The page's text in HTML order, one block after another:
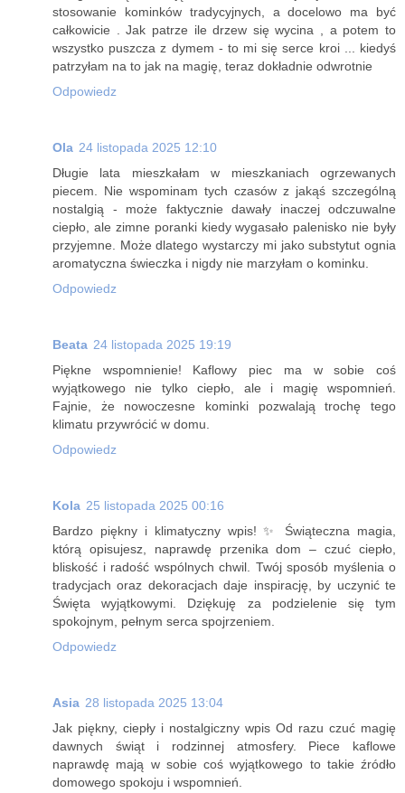
stosowanie kominków tradycyjnych, a docelowo ma być
całkowicie . Jak patrze ile drzew się wycina , a potem to
wszystko puszcza z dymem - to mi się serce kroi ... kiedyś
patrzyłam na to jak na magię, teraz dokładnie odwrotnie
Odpowiedz
Ola 24 listopada 2025 12:10
Długie lata mieszkałam w mieszkaniach ogrzewanych
piecem. Nie wspominam tych czasów z jakąś szczególną
nostalgią - może faktycznie dawały inaczej odczuwalne
ciepło, ale zimne poranki kiedy wygasało palenisko nie były
przyjemne. Może dlatego wystarczy mi jako substytut ognia
aromatyczna świeczka i nigdy nie marzyłam o kominku.
Odpowiedz
Beata 24 listopada 2025 19:19
Piękne wspomnienie! Kaflowy piec ma w sobie coś
wyjątkowego nie tylko ciepło, ale i magię wspomnień.
Fajnie, że nowoczesne kominki pozwalają trochę tego
klimatu przywrócić w domu.
Odpowiedz
Kola 25 listopada 2025 00:16
Bardzo piękny i klimatyczny wpis! ✨ Świąteczna magia,
którą opisujesz, naprawdę przenika dom – czuć ciepło,
bliskość i radość wspólnych chwil. Twój sposób myślenia o
tradycjach oraz dekoracjach daje inspirację, by uczynić te
Święta wyjątkowymi. Dziękuję za podzielenie się tym
spokojnym, pełnym serca spojrzeniem.
Odpowiedz
Asia 28 listopada 2025 13:04
Jak piękny, ciepły i nostalgiczny wpis Od razu czuć magię
dawnych świąt i rodzinnej atmosfery. Piece kaflowe
naprawdę mają w sobie coś wyjątkowego to takie źródło
domowego spokoju i wspomnień.